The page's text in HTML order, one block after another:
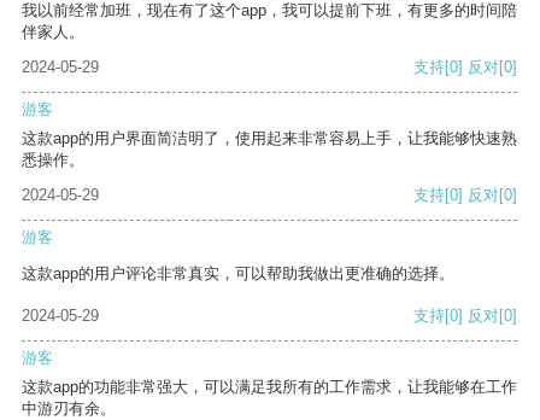
我以前经常加班，现在有了这个app，我可以提前下班，有更多的时间陪
伴家人。
2024-05-29
支持[0] 反对[0]
游客
这款app的用户界面简洁明了，使用起来非常容易上手，让我能够快速熟
悉操作。
2024-05-29
支持[0] 反对[0]
游客
这款app的用户评论非常真实，可以帮助我做出更准确的选择。
2024-05-29 支持[0] 反对[0]
游客
这款app的功能非常强大，可以满足我所有的工作需求，让我能够在工作
中游刃有余。